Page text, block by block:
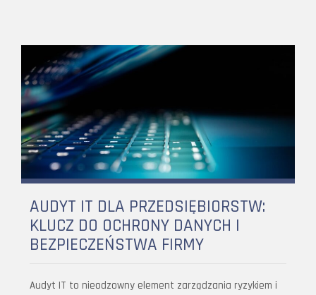
AUDYT IT DLA PRZEDSIĘBIORSTW:
KLUCZ DO OCHRONY DANYCH I
BEZPIECZEŃSTWA FIRMY
Audyt IT to nieodzowny element zarządzania ryzykiem i